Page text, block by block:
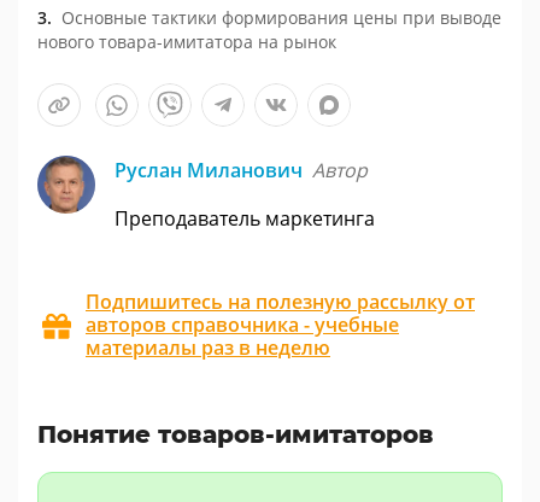
Основные тактики формирования цены при выводе
нового товара-имитатора на рынок
Руслан Миланович Автор
Преподаватель маркетинга
Подпишитесь на полезную рассылку от
авторов справочника - учебные
материалы раз в неделю
Понятие товаров-имитаторов